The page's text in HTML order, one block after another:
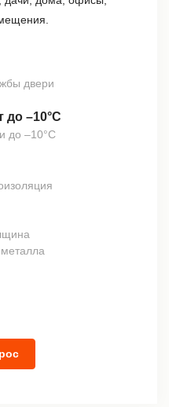
двери
до –10°С
до –10°С